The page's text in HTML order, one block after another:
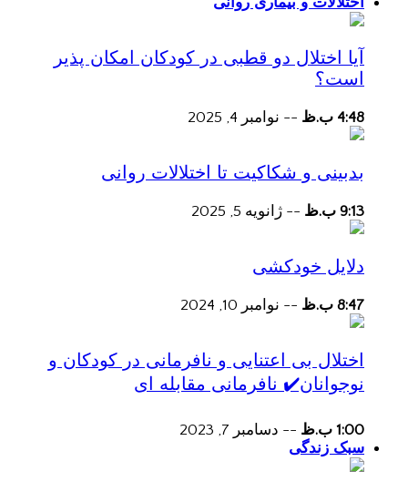
آیا اختلال دو قطبی در کودکان امکان پذیر
است؟
4:48 ب.ظ -- نوامبر 4, 2025
بدبینی و شکاکیت تا اختلالات روانی
9:13 ب.ظ -- ژانویه 5, 2025
دلایل خودکشی
8:47 ب.ظ -- نوامبر 10, 2024
اختلال بی اعتنایی و نافرمانی در کودکان و
نوجوانان✔️ نافرمانی مقابله ای
1:00 ب.ظ -- دسامبر 7, 2023
سبک زندگی